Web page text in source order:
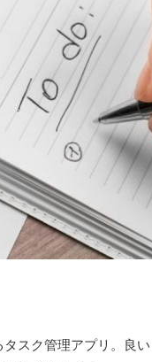
スク管理アプリ。良